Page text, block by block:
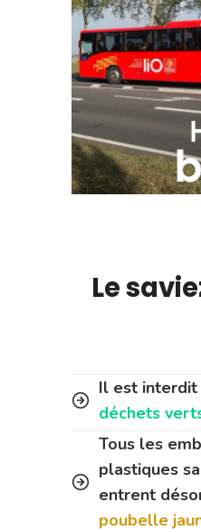
Le
Il est
déchets
Tous les
plastiques
entrent
poubelle